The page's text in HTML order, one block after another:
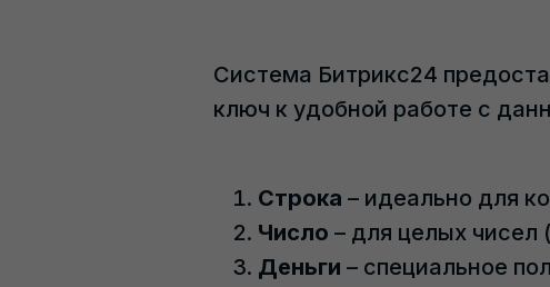
Система Битрикс24
ключ к удобной работе с
Строка – идеально для
Число – для целых чисел
Деньги – специальное